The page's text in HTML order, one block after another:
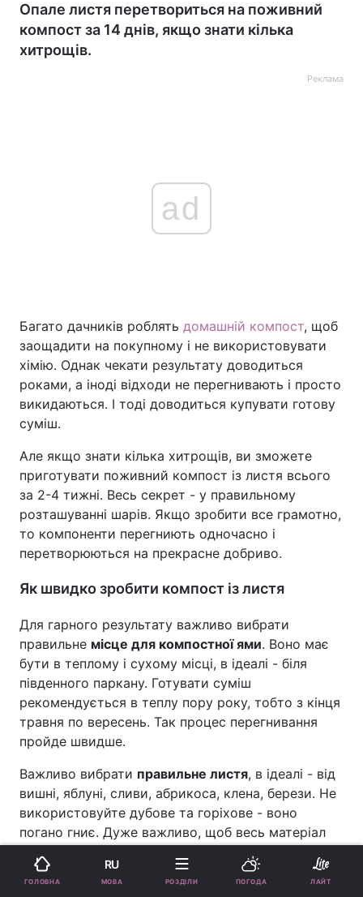
Опале листя перетвориться на поживний
компост за 14 днів, якщо знати кілька
хитрощів.
Реклама
ad
Багато дачників роблять домашній компост, щоб
заощадити на покупному і не використовувати
хімію. Однак чекати результату доводиться
роками, а іноді відходи не перегнивають і просто
викидаються. І тоді доводиться купувати готову
суміш.
Але якщо знати кілька хитрощів, ви зможете
приготувати поживний компост із листя всього
за 2-4 тижні. Весь секрет - у правильному
розташуванні шарів. Якщо зробити все грамотно,
то компоненти перегниють одночасно і
перетворюються на прекрасне добриво.
Як швидко зробити компост із листя
Для гарного результату важливо вибрати
правильне місце для компостної ями. Воно має
бути в теплому і сухому місці, в ідеалі - біля
південного паркану. Готувати суміш
рекомендується в теплу пору року, тобто з кінця
травня по вересень. Так процес перегнивання
пройде швидше.
Важливо вибрати правильне листя, в ідеалі - від
вишні, яблуні, сливи, абрикоса, клена, берези. Не
використовуйте дубове та горіхове - воно
погано гниє. Дуже важливо, щоб весь матеріал
був сухим, інакше приготування затягнеться на
багато місяців.
ГОЛОВНА
RU
МОВА РОЗДІЛИ ПОГОДА ЛАЙТ